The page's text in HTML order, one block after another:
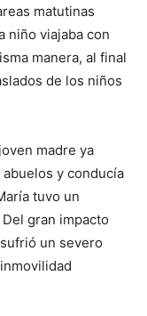
matutinas
niño viajaba con
manera, al final
de los niños
madre ya
y conducía
tuvo un
gran impacto
un severo